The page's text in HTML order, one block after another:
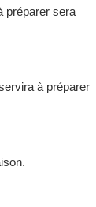
préparer sera
à préparer